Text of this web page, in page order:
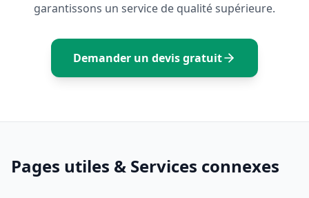
garantissons un service de qualité supérieure.
Demander un devis gratuit
Pages utiles & Services connexes